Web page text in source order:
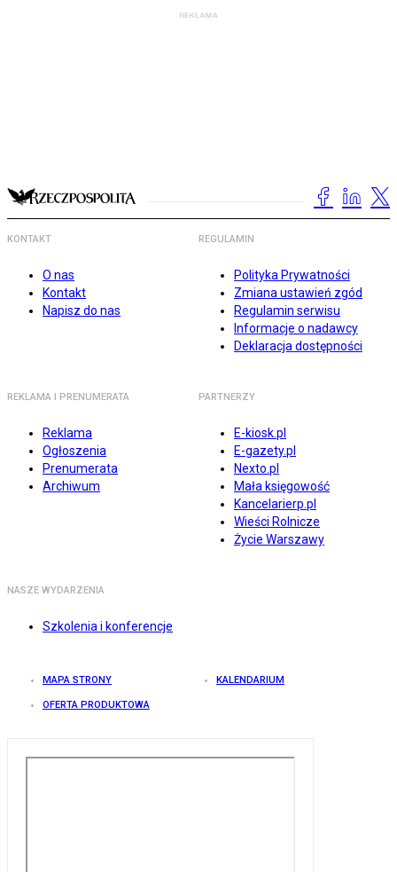
KONTAKT
O nas
Kontakt
Napisz do nas
REGULAMIN
Polityka Prywatności
Zmiana ustawień zgód
Regulamin serwisu
Informacje o nadawcy
Deklaracja dostępności
REKLAMA I PRENUMERATA
Reklama
Ogłoszenia
Prenumerata
Archiwum
PARTNERZY
E-kiosk.pl
E-gazety.pl
Nexto.pl
Mała księgowość
Kancelarierp.pl
Wieści Rolnicze
Życie Warszawy
NASZE WYDARZENIA
Szkolenia i konferencje
MAPA STRONY KALENDARIUM
OFERTA PRODUKTOWA